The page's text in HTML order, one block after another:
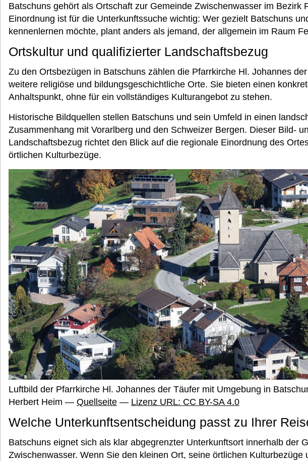
Batschuns gehört als Ortschaft zur Gemeinde Zwischenwasser im Bezirk
Einordnung ist für die Unterkunftssuche wichtig: Wer gezielt Batschuns
kennenlernen möchte, plant anders als jemand, der allgemein im Raum
Ortskultur und qualifizierter Landschaftsbezug
Zu den Ortsbezügen in Batschuns zählen die Pfarrkirche Hl. Johannes
weitere religiöse und bildungsgeschichtliche Orte. Sie bieten einen
Anhaltspunkt, ohne für ein vollständiges Kulturangebot zu stehen.
Historische Bildquellen stellen Batschuns und sein Umfeld in einen
Zusammenhang mit Vorarlberg und den Schweizer Bergen. Dieser Bild-
Landschaftsbezug richtet den Blick auf die regionale Einordnung des
örtlichen Kulturbezüge.
Luftbild der Pfarrkirche Hl. Johannes der Täufer mit Umgebung in
Herbert Heim — Quellseite — Lizenz URL: CC BY-SA 4.0
Welche Unterkunftsentscheidung passt zu Ihrer
Batschuns eignet sich als klar abgegrenzter Unterkunftsort innerhalb der
Zwischenwasser. Wenn Sie den kleinen Ort, seine örtlichen Kulturbezüge